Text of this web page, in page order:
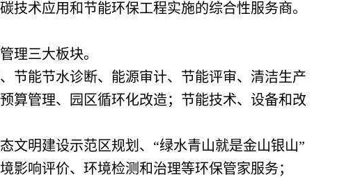
技术应用和节能环保工程实施的综合性服务商。
理三大板块。
节能节水诊断、能源审计、节能评审、清洁生产
算管理、园区循环化改造；节能技术、设备和改
文明建设示范区规划、“绿水青山就是金山银山”
影响评价、环境检测和治理等环保管家服务；